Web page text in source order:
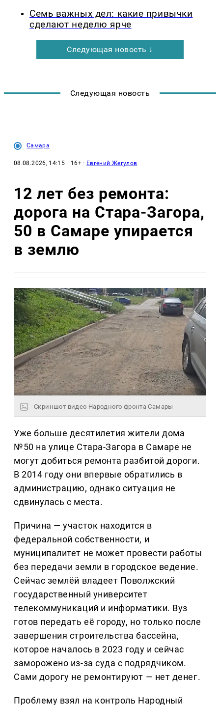
Семь важных дел: какие привычки
сделают неделю ярче
Следующая новость ↓
Следующая новость
Самара
08.08.2026, 14:15 · 16+ · Евгений Жегулов
12 лет без ремонта:
дорога на Стара-Загора,
50 в Самаре упирается
в землю
Скриншот видео Народного фронта Самары
Уже больше десятилетия жители дома
№50 на улице Стара-Загора в Самаре не
могут добиться ремонта разбитой дороги.
В 2014 году они впервые обратились в
администрацию, однако ситуация не
сдвинулась с места.
Причина — участок находится в
федеральной собственности, и
муниципалитет не может провести работы
без передачи земли в городское ведение.
Сейчас землёй владеет Поволжский
государственный университет
телекоммуникаций и информатики. Вуз
готов передать её городу, но только после
завершения строительства бассейна,
которое началось в 2023 году и сейчас
заморожено из-за суда с подрядчиком.
Сами дорогу не ремонтируют — нет денег.
Проблему взял на контроль Народный